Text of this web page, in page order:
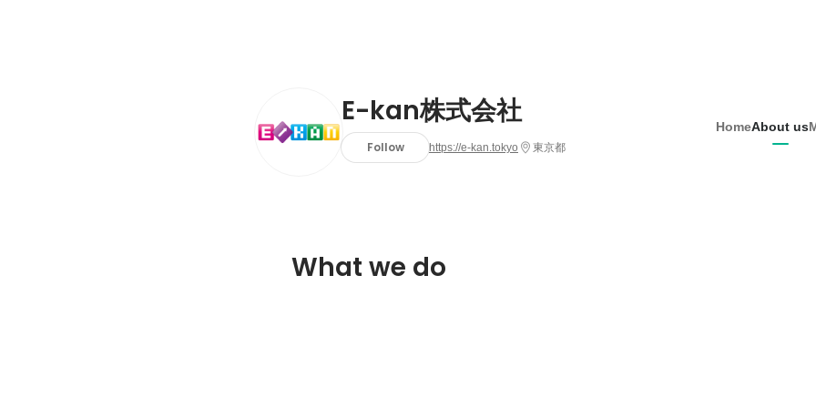
E-kan株式会社
Follow https://e-kan.tokyo 東京都
HomeAbout us
What we do